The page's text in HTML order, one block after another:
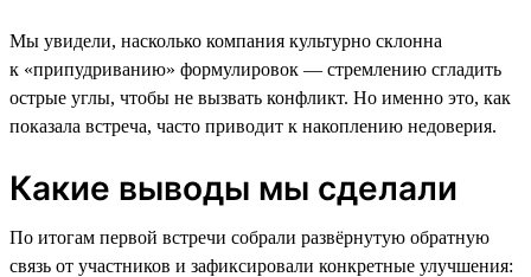
Мы увидели, насколько компания культурно склонна
к «припудриванию» формулировок — стремлению сгладить
острые углы, чтобы не вызвать конфликт. Но именно это, как
показала встреча, часто приводит к накоплению недоверия.
Какие выводы мы сделали
По итогам первой встречи собрали развёрнутую обратную
связь от участников и зафиксировали конкретные улучшения: